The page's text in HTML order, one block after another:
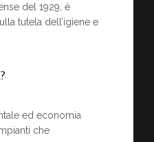
del 1929, è
tutela dell’igiene e
ed economia
che